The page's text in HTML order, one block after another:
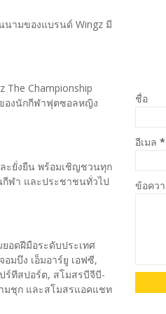
ามของแบรนด์ Wingz มี
The Championship
องนักกีฬาฟุตซอลหญิง
ะยั่งยืน พร้อมเชิญชวนทุก
ฬา และประชาชนทั่วไป
ยอดฝีมือระดับประเทศ
มบึง เอ็มอาร์ยู เอฟซี,
ร์ทีสปอร์ต, สโมสรบีจีบี-
มชุก และสโมสรแอคแชท
ชื่อ
อีเมล *
ข้อคว